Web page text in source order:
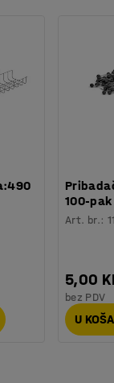
100-pak
Art. br.:
5,00
bez PDV
U